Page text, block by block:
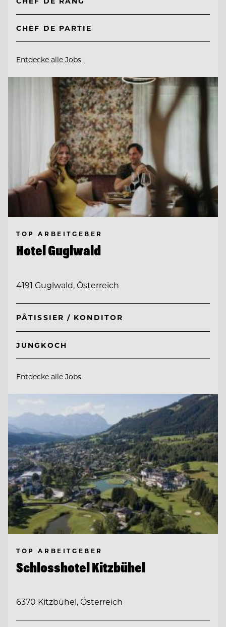
CHEF DE PARTIE
Entdecke alle Jobs
TOP ARBEITGEBER
Hotel Guglwald
4191 Guglwald, Österreich
PÂTISSIER / KONDITOR
JUNGKOCH
Entdecke alle Jobs
TOP ARBEITGEBER
Schlosshotel Kitzbühel
6370 Kitzbühel, Österreich